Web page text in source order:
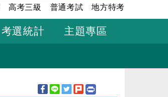
高考三級 普通考試 地方特考
考選統計 主題專區